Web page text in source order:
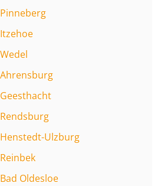
Ulzburg
Oldesloe